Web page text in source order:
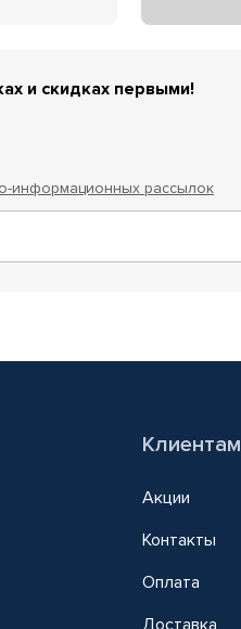
и скидках первыми!
информационных рассылок
Клиентам
Акции
Контакты
Оплата
Доставка